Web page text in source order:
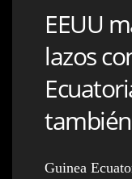
EEUU
lazos
Guinea